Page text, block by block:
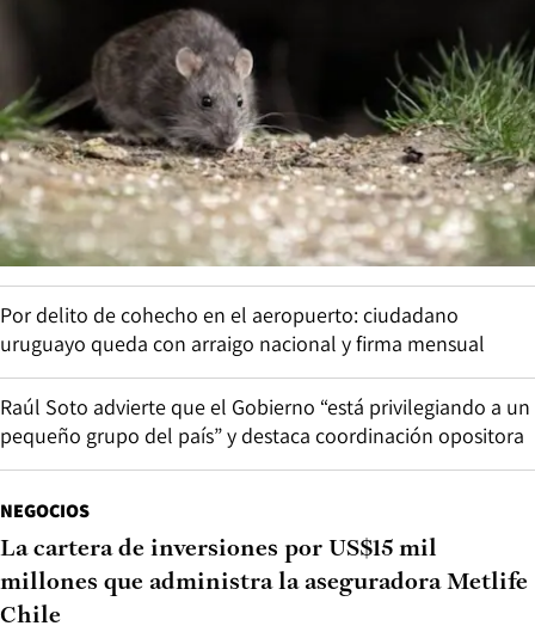
Por delito de cohecho en el aeropuerto: ciudadano
uruguayo queda con arraigo nacional y firma mensual
Raúl Soto advierte que el Gobierno “está privilegiando a un
pequeño grupo del país” y destaca coordinación opositora
NEGOCIOS
La cartera de inversiones por US$15 mil
millones que administra la aseguradora Metlife
Chile